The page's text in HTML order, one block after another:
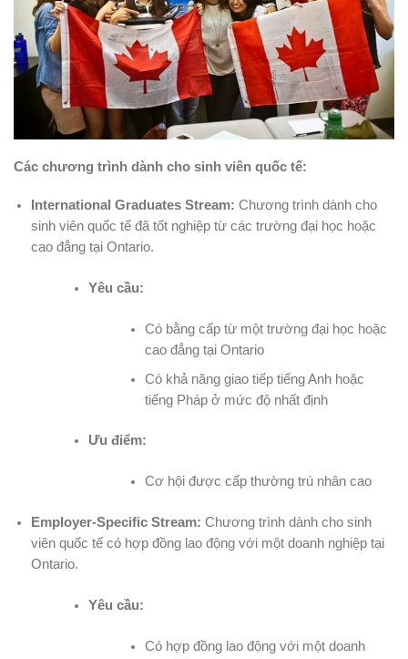
Các chương trình dành cho sinh viên quốc tế:
International Graduates Stream: Chương trình dành cho
sinh viên quốc tế đã tốt nghiệp từ các trường đại học hoặc
cao đẳng tại Ontario.
Yêu cầu:
Có bằng cấp từ một trường đại học hoặc
cao đẳng tại Ontario
Có khả năng giao tiếp tiếng Anh hoặc
tiếng Pháp ở mức độ nhất định
Ưu điểm:
Cơ hội được cấp thường trú nhân cao
Employer-Specific Stream: Chương trình dành cho sinh
viên quốc tế có hợp đồng lao động với một doanh nghiệp tại
Ontario.
Yêu cầu:
Có hợp đồng lao động với một doanh